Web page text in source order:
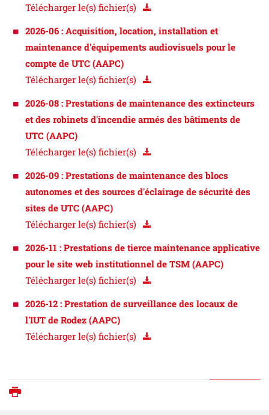
Télécharger le(s) fichier(s)
2026-06 : Acquisition, location, installation et
maintenance d'équipements audiovisuels pour le
compte de UTC (AAPC)
Télécharger le(s) fichier(s)
2026-08 : Prestations de maintenance des extincteurs
et des robinets d'incendie armés des bâtiments de
UTC (AAPC)
Télécharger le(s) fichier(s)
2026-09 : Prestations de maintenance des blocs
autonomes et des sources d'éclairage de sécurité des
sites de UTC (AAPC)
Télécharger le(s) fichier(s)
2026-11 : Prestations de tierce maintenance applicative
pour le site web institutionnel de TSM (AAPC)
Télécharger le(s) fichier(s)
2026-12 : Prestation de surveillance des locaux de
l'IUT de Rodez (AAPC)
Télécharger le(s) fichier(s)